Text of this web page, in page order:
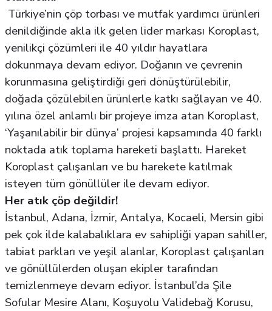
Türkiye’nin çöp torbası ve mutfak yardımcı ürünleri
denildiğinde akla ilk gelen lider markası Koroplast,
yenilikçi çözümleri ile 40 yıldır hayatlara
dokunmaya devam ediyor. Doğanın ve çevrenin
korunmasına geliştirdiği geri dönüştürülebilir,
doğada çözülebilen ürünlerle katkı sağlayan ve 40.
yılına özel anlamlı bir projeye imza atan Koroplast,
‘Yaşanılabilir bir dünya’ projesi kapsamında 40 farklı
noktada atık toplama hareketi başlattı. Hareket
Koroplast çalışanları ve bu harekete katılmak
isteyen tüm gönüllüler ile devam ediyor.
Her atık çöp değildir!
İstanbul, Adana, İzmir, Antalya, Kocaeli, Mersin gibi
pek çok ilde kalabalıklara ev sahipliği yapan sahiller,
tabiat parkları ve yeşil alanlar, Koroplast çalışanları
ve gönüllülerden oluşan ekipler tarafından
temizlenmeye devam ediyor. İstanbul’da Şile
Sofular Mesire Alanı, Koşuyolu Validebağ Korusu,